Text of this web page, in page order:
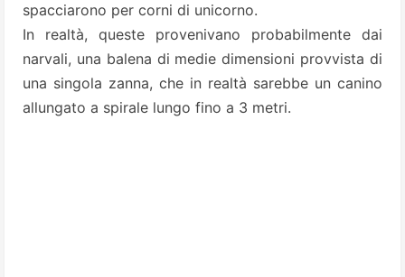
spacciarono per corni di unicorno.
In realtà, queste provenivano probabilmente dai
narvali, una balena di medie dimensioni provvista di
una singola zanna, che in realtà sarebbe un canino
allungato a spirale lungo fino a 3 metri.